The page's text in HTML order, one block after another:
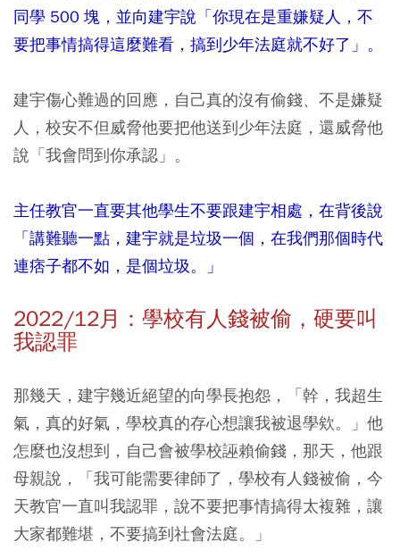
同學 500 塊，並向建宇說「你現在是重嫌疑人，不
要把事情搞得這麼難看，搞到少年法庭就不好了」。
建宇傷心難過的回應，自己真的沒有偷錢、不是嫌疑
人，校安不但威脅他要把他送到少年法庭，還威脅他
說「我會問到你承認」。
主任教官一直要其他學生不要跟建宇相處，在背後說
「講難聽一點，建宇就是垃圾一個，在我們那個時代
連痞子都不如，是個垃圾。」
2022/12月：學校有人錢被偷，硬要叫
我認罪
那幾天，建宇幾近絕望的向學長抱怨，「幹，我超生
氣，真的好氣，學校真的存心想讓我被退學欸。」他
怎麼也沒想到，自己會被學校誣賴偷錢，那天，他跟
母親說，「我可能需要律師了，學校有人錢被偷，今
天教官一直叫我認罪，說不要把事情搞得太複雜，讓
大家都難堪，不要搞到社會法庭。」